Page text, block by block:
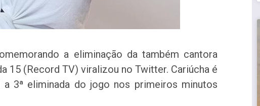
a eliminação da também cantora
15 (Record TV) viralizou no Twitter. Cariúcha é
3ª eliminada do jogo nos primeiros minutos